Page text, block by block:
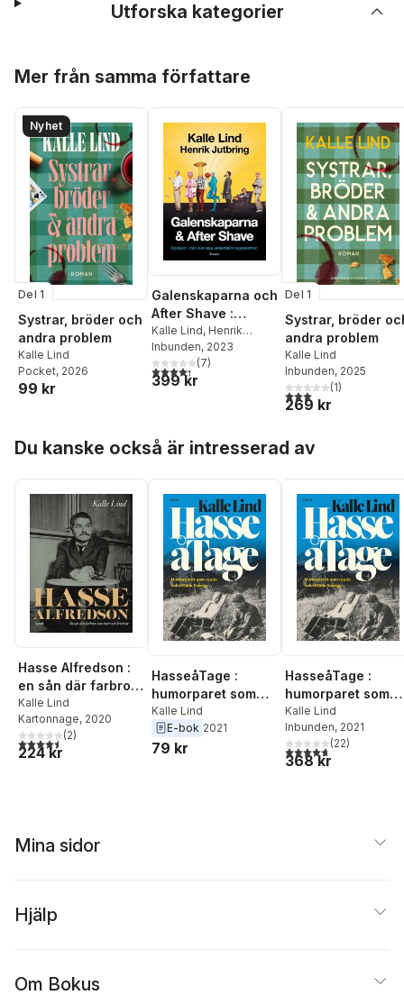
Utforska kategorier
Mer från samma författare
Nyhet
Del 1
Systrar, bröder och
andra problem
Kalle Lind
Pocket, 2026
99 kr
Galenskaparna och
After Shave :
ogräset i den
svenska
underhållningsraba
tten
Kalle Lind, Henrik
Jutbring
Inbunden, 2023
4,3utav 5 stjärnor. Totalt antal röster:
(7)
399 kr
Del 1
Systrar, bröder
andra problem
Kalle Lind
Inbunden, 2025
3,0utav 5 stjärnor.
(1)
269 kr
Du kanske också är intresserad av
Hasse Alfredson :
en sån där farbror
som ritar och
berättar
Kalle Lind
Kartonnage, 2020
4,5utav 5 stjärnor. Totalt antal röster:
(2)
224 kr
HasseåTage :
humorparet som
roade och retade
Sverige
Kalle Lind
E-bok 2021
79 kr
HasseåTage :
humorparet som
roade och retade
Sverige
Kalle Lind
Inbunden, 2021
4,7utav 5 stjärnor.
(22)
368 kr
Mina sidor
Hjälp
Om Bokus